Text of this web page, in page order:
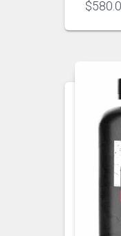
$